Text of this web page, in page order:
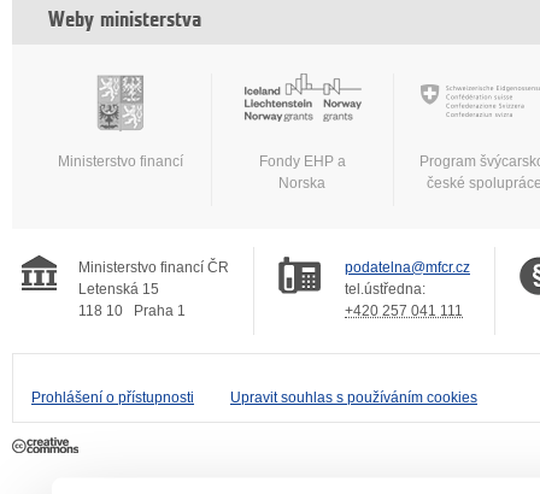
Weby ministerstva
Ministerstvo financí
Fondy EHP a
Norska
Program
české
Ministerstvo financí ČR
Letenská 15
118 10
Praha 1
podatelna@mfcr.cz
tel.ústředna:
+420 257 041 111
Prohlášení o přístupnosti Upravit souhlas s používáním cookies